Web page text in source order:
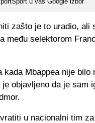
zašto je to uradio, ali
među selektorom
Mbappea nije bilo
objavljeno da je sam
u nacionalni tim